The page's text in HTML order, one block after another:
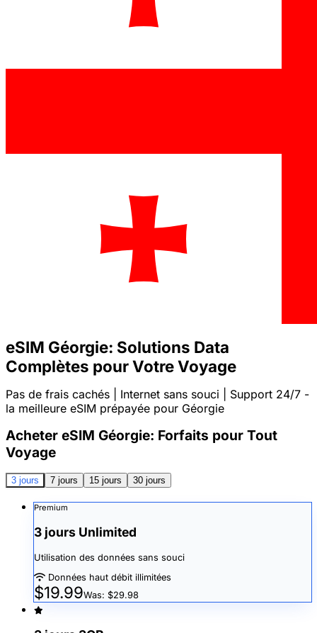
eSIM Géorgie: Solutions Data
Complètes pour Votre Voyage
Pas de frais cachés | Internet sans souci | Support 24/7 -
la meilleure eSIM prépayée pour Géorgie
Acheter eSIM Géorgie: Forfaits pour Tout
Voyage
3 jours 7 jours 15 jours 30 jours
Premium
3 jours Unlimited
Utilisation des données sans souci
Données haut débit illimitées
$19.99Was: $29.98